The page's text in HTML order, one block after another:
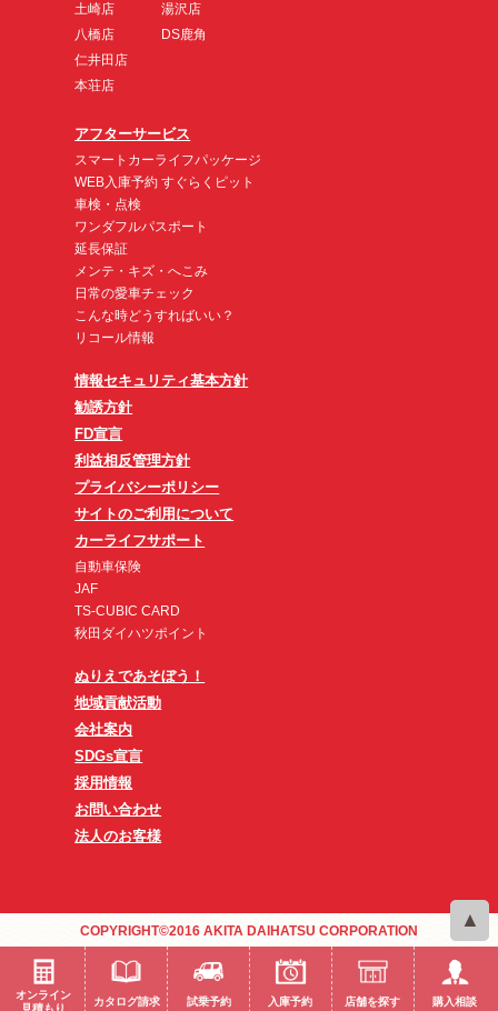
土崎店
八橋店
仁井田店
本荘店
湯沢店
DS鹿角
アフターサービス
スマートカーライフパッケージ
WEB入庫予約 すぐらくピット
車検・点検
ワンダフルパスポート
延長保証
メンテ・キズ・へこみ
日常の愛車チェック
こんな時どうすればいい？
リコール情報
情報セキュリティ基本方針
勧誘方針
FD宣言
利益相反管理方針
プライバシーポリシー
サイトのご利用について
カーライフサポート
自動車保険
JAF
TS-CUBIC CARD
秋田ダイハツポイント
ぬりえであそぼう！
地域貢献活動
会社案内
SDGs宣言
採用情報
お問い合わせ
法人のお客様
COPYRIGHT©2016 AKITA DAIHATSU CORPORATION
オンライン
見積もり
カタログ請求 試乗予約 入庫予約 店舗を探す 購入相談